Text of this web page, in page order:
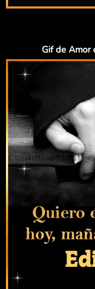
Gif de Amor